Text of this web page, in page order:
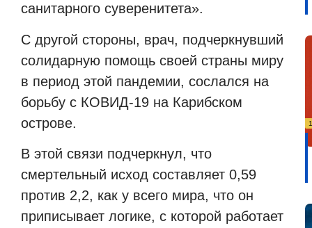
санитарного суверенитета».
С другой стороны, врач, подчеркнувший
солидарную помощь своей страны миру
в период этой пандемии, сослался на
борьбу с КОВИД-19 на Карибском
острове.
В этой связи подчеркнул, что
смертельный исход составляет 0,59
против 2,2, как у всего мира, что он
приписывает логике, с которой работает